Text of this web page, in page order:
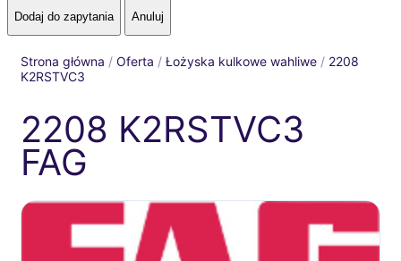
Strona główna / Oferta / Łożyska kulkowe wahliwe / 2208
K2RSTVC3
2208 K2RSTVC3
FAG